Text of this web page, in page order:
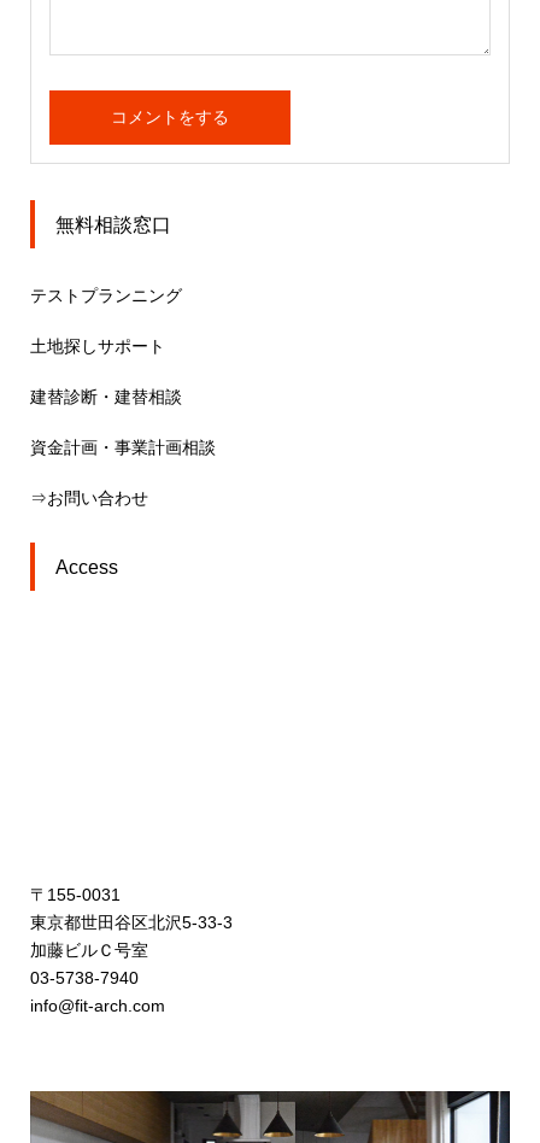
無料相談窓口
テストプランニング
土地探しサポート
建替診断・建替相談
資金計画・事業計画相談
⇒お問い合わせ
Access
〒155-0031
東京都世田谷区北沢5-33-3
加藤ビルＣ号室
03-5738-7940
info@fit-arch.com